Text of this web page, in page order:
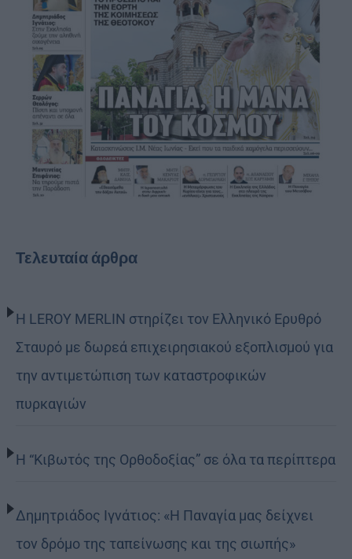
Τελευταία άρθρα
Η LEROY MERLIN στηρίζει τον Ελληνικό Ερυθρό
Σταυρό με δωρεά επιχειρησιακού εξοπλισμού για
την αντιμετώπιση των καταστροφικών
πυρκαγιών
Η “Κιβωτός της Ορθοδοξίας” σε όλα τα περίπτερα
Δημητριάδος Ιγνάτιος: «Η Παναγία μας δείχνει
τον δρόμο της ταπείνωσης και της σιωπής»